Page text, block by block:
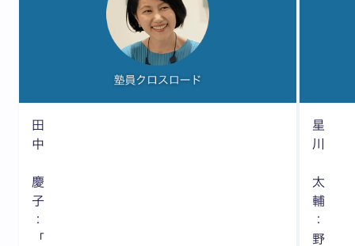
田
中
慶
子
：
「
星
川
太
輔
：
野